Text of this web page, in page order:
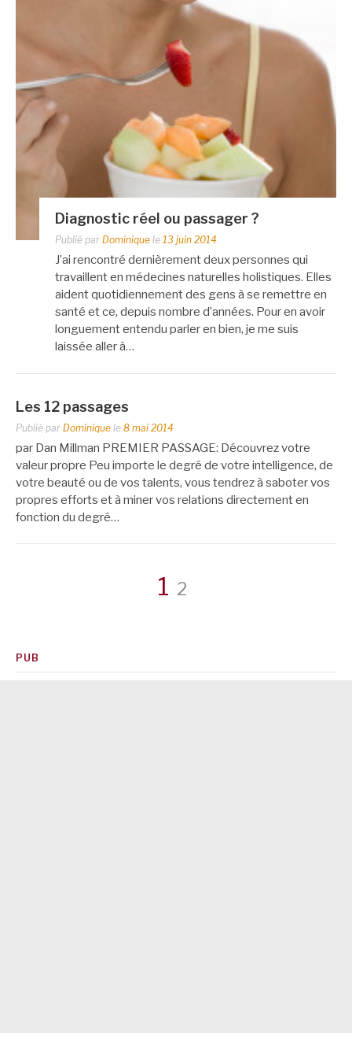
Diagnostic réel ou passager ?
Publié par Dominique le 13 juin 2014
J’ai rencontré dernièrement deux personnes qui
travaillent en médecines naturelles holistiques. Elles
aident quotidiennement des gens à se remettre en
santé et ce, depuis nombre d’années. Pour en avoir
longuement entendu parler en bien, je me suis
laissée aller à…
Les 12 passages
Publié par Dominique le 8 mai 2014
par Dan Millman PREMIER PASSAGE: Découvrez votre
valeur propre Peu importe le degré de votre intelligence, de
votre beauté ou de vos talents, vous tendrez à saboter vos
propres efforts et à miner vos relations directement en
fonction du degré…
Pagination
des
Page
1 Page
2
PUB